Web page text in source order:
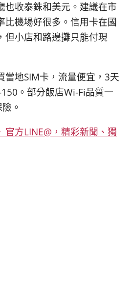
也收泰銖和美元。建議在市
比機場好很多。信用卡在國
但小店和路邊攤只能付現
當地SIM卡，流量便宜，3天
。部分飯店Wi-Fi品質一
。
官方LINE@，精彩新聞、獨